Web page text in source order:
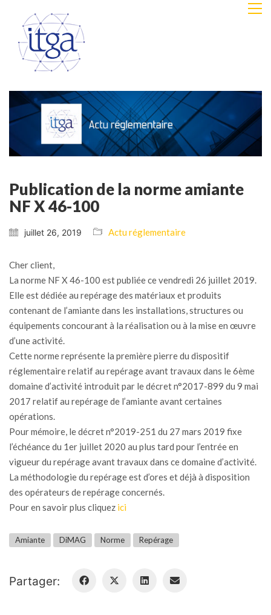
Publication de la norme amiante
NF X 46-100
juillet 26, 2019 Actu réglementaire
Cher client,
La norme NF X 46-100 est publiée ce vendredi 26 juillet 2019.
Elle est dédiée au repérage des matériaux et produits
contenant de l’amiante dans les installations, structures ou
équipements concourant à la réalisation ou à la mise en œuvre
d’une activité.
Cette norme représente la première pierre du dispositif
réglementaire relatif au repérage avant travaux dans le 6ème
domaine d’activité introduit par le décret n°2017-899 du 9 mai
2017 relatif au repérage de l’amiante avant certaines
opérations.
Pour mémoire, le décret n°2019-251 du 27 mars 2019 fixe
l’échéance du 1er juillet 2020 au plus tard pour l’entrée en
vigueur du repérage avant travaux dans ce domaine d’activité.
La méthodologie du repérage est d’ores et déjà à disposition
des opérateurs de repérage concernés.
Pour en savoir plus cliquez ici
Amiante DiMAG Norme Repérage
Partager: